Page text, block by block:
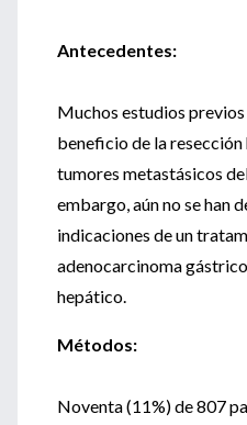
Antecedentes:
Muchos estudios
beneficio de la
tumores metastásicos
embargo, aún no se han
indicaciones de un
adenocarcinoma
hepático.
Métodos:
Noventa (11%) de 807